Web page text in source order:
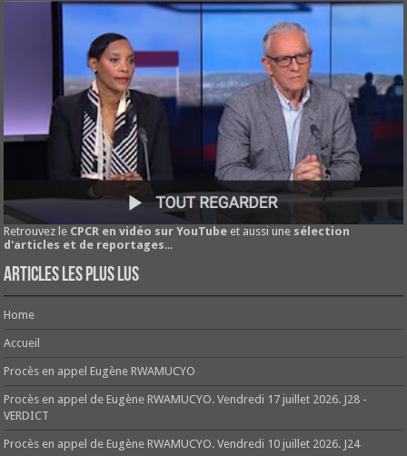
Retrouvez le CPCR en vidéo sur YouTube et aussi une sélection
d'articles et de reportages...
Articles les plus lus
Home
Accueil
Procès en appel Eugène RWAMUCYO
Procès en appel de Eugène RWAMUCYO. Vendredi 17 juillet 2026. J28 -
VERDICT
Procès en appel de Eugène RWAMUCYO. Vendredi 10 juillet 2026. J24